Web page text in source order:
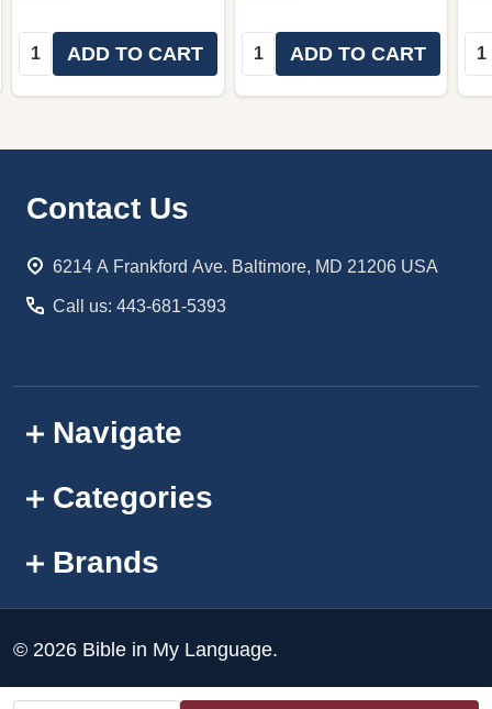
Quantity:ADD TO CART Quantity:ADD TO CART
Footer
Contact Us
6214 A Frankford Ave. Baltimore, MD 21206 USA
Call us: 443-681-5393
Navigate
Categories
Brands
© 2026 Bible in My Language.